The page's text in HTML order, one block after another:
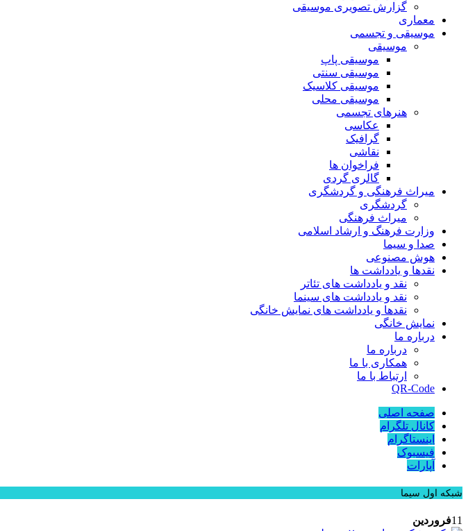
گزارش تصویری موسیقی
معماری
موسیقی و تجسمی
موسیقی
موسیقی پاپ
موسیقی سنتی
موسیقی کلاسیک
موسیقی محلی
هنرهای تجسمی
عکاسی
گرافیک
نقاشی
فراخوان ها
گالری گردی
میراث فرهنگی و گردشگری
گردشگری
میراث فرهنگی
وزارت فرهنگ و ارشاد اسلامی
صدا و سیما
هوش مصنوعی
نقدها و یادداشت ها
نقد و یادداشت های تئاتر
نقد و یادداشت های سینما
نقدها و یادداشت های نمایش خانگی
نمایش خانگی
درباره ما
درباره ما
همکاری با ما
ارتباط با ما
QR-Code
صفحه اصلی
کانال تلگرام
اینستاگرام
فیسبوک
آپارات
شبکه اول سیما
11فروردین